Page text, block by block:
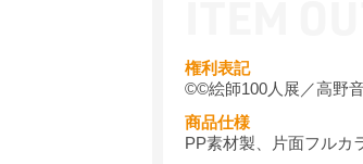
権利表記
©©絵師100人展／高野
商品仕様
PP素材製、片面フルカ